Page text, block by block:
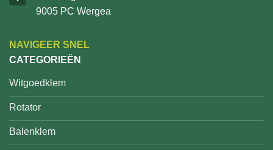
9005 PC Wergea
NAVIGEER SNEL
CATEGORIEËN
Witgoedklem
Rotator
Balenklem